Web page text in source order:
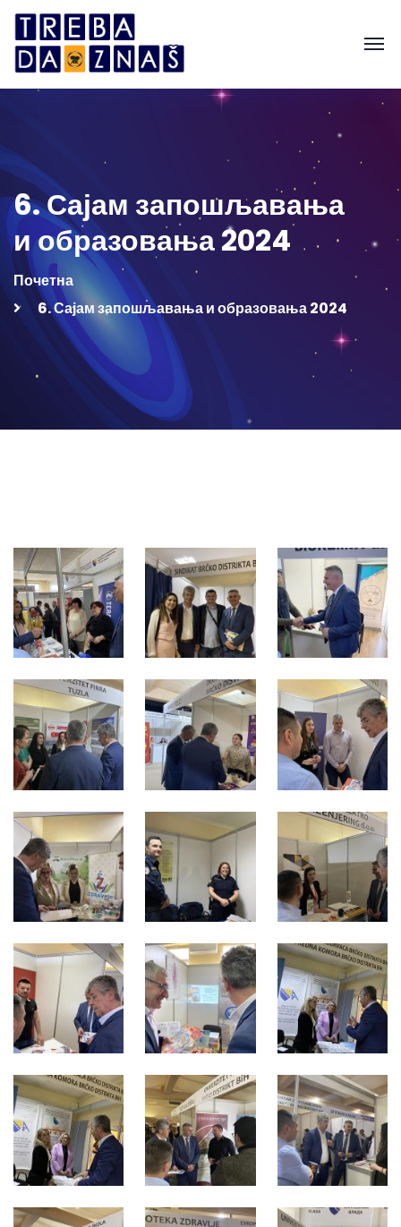
6. Сајам запошљавања
и образовања 2024
Почетна
6. Сајам запошљавања и образовања 2024